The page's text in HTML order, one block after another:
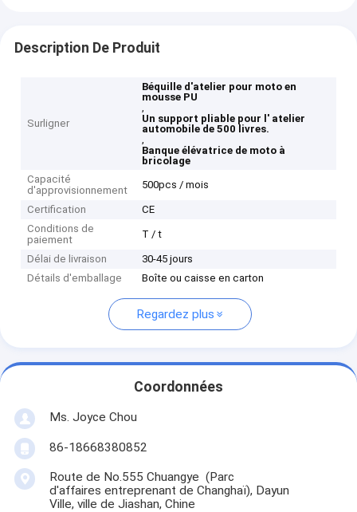
Description De Produit
Surligner
Béquille d'atelier pour moto en
mousse PU
,
Un support pliable pour l' atelier
automobile de 500 livres.
,
Banque élévatrice de moto à
bricolage
Capacité
d'approvisionnement
500pcs / mois
Certification
CE
Conditions de
paiement
T / t
Délai de livraison
30-45 jours
Détails d'emballage
Boîte ou caisse en carton
Regardez plus
Coordonnées
Ms. Joyce Chou
86-18668380852
Route de No.555 Chuangye (Parc
d'affaires entreprenant de Changhaï), Dayun
Ville, ville de Jiashan, Chine